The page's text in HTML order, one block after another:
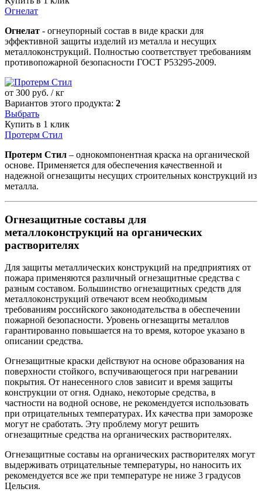
Огнелат
Огнелат - огнеупорный состав в виде краски для
эффективной защиты изделий из металла и несущих
металлоконструкций. Полностью соответствует требованиям
противопожарной безопасности ГОСТ Р53295-2009.
от 300 руб. / кг
Вариантов этого продукта: 2
Выбрать
Купить в 1 клик
Протерм Стил
Протерм Стил – однокомпонентная краска на органической
основе. Применяется для обеспечения качественной и
надежной огнезащиты несущих строительных конструкций из
металла.
Огнезащитные составы для
металлоконструкций на органических
растворителях
Для защиты металлических конструкций на предприятиях от
пожара применяются различный огнезащитные средства с
разным составом. Большинство огнезащитных средств для
металлоконструкций отвечают всем необходимым
требованиям российского законодательства в обеспечении
пожарной безопасности. Уровень огнезащиты металлов
гарантированно повышается на то время, которое указано в
описании средства.
Огнезащитные краски действуют на основе образования на
поверхности стойкого, вспучивающегося при нагревании
покрытия. От нанесенного слов зависит и время защиты
конструкции от огня. Однако, некоторые средства, в
частности на водной основе, не рекомендуется использовать
при отрицательных температурах. Их качества при заморозке
могут не сработать. Эту проблему могут решить
огнезащитные средства на органических растворителях.
Огнезащитные составы на органических растворителях могут
выдерживать отрицательные температуры, но наносить их
рекомендуется все же при температуре не ниже 3 градусов
Цельсия.